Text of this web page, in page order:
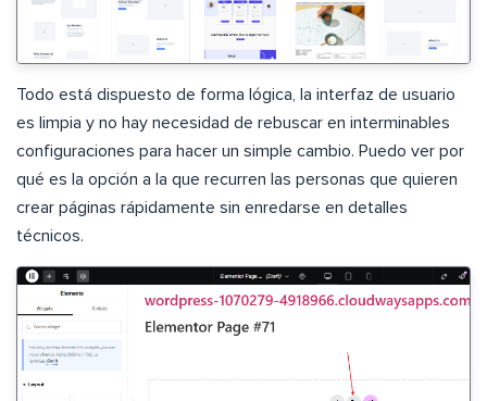
Todo está dispuesto de forma lógica, la interfaz de usuario
es limpia y no hay necesidad de rebuscar en interminables
configuraciones para hacer un simple cambio. Puedo ver por
qué es la opción a la que recurren las personas que quieren
crear páginas rápidamente sin enredarse en detalles
técnicos.